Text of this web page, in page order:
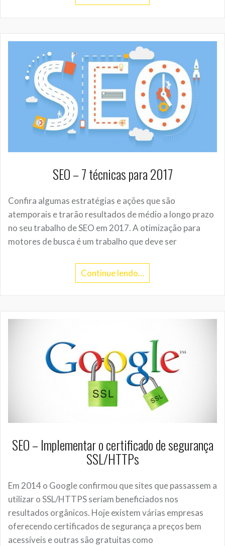
SEO – 7 técnicas para 2017
Confira algumas estratégias e ações que são
atemporais e trarão resultados de médio a longo prazo
no seu trabalho de SEO em 2017. A otimização para
motores de busca é um trabalho que deve ser
Continue lendo…
SEO – Implementar o certificado de segurança
SSL/HTTPs
Em 2014 o Google confirmou que sites que passassem a
utilizar o SSL/HTTPS seriam beneficiados nos
resultados orgânicos. Hoje existem várias empresas
oferecendo certificados de segurança a preços bem
acessíveis e outras são gratuitas como